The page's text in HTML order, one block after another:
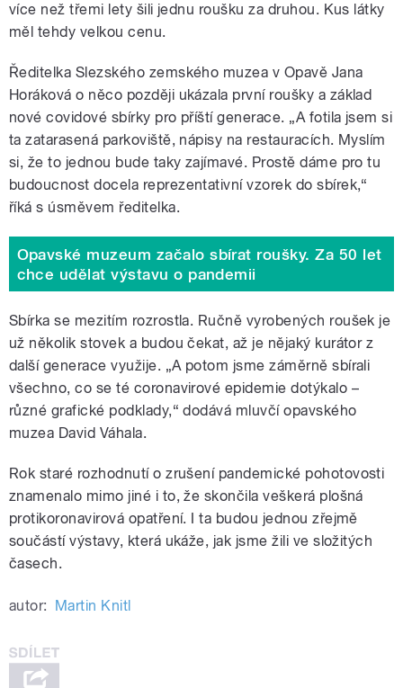
více než třemi lety šili jednu roušku za druhou. Kus látky
měl tehdy velkou cenu.
Ředitelka Slezského zemského muzea v Opavě Jana
Horáková o něco později ukázala první roušky a základ
nové covidové sbírky pro příští generace. „A fotila jsem si
ta zatarasená parkoviště, nápisy na restauracích. Myslím
si, že to jednou bude taky zajímavé. Prostě dáme pro tu
budoucnost docela reprezentativní vzorek do sbírek,“
říká s úsměvem ředitelka.
Opavské muzeum začalo sbírat roušky. Za 50 let
chce udělat výstavu o pandemii
Sbírka se mezitím rozrostla. Ručně vyrobených roušek je
už několik stovek a budou čekat, až je nějaký kurátor z
další generace využije. „A potom jsme záměrně sbírali
všechno, co se té coronavirové epidemie dotýkalo –
různé grafické podklady,“ dodává mluvčí opavského
muzea David Váhala.
Rok staré rozhodnutí o zrušení pandemické pohotovosti
znamenalo mimo jiné i to, že skončila veškerá plošná
protikoronavirová opatření. I ta budou jednou zřejmě
součástí výstavy, která ukáže, jak jsme žili ve složitých
časech.
autor: Martin Knitl